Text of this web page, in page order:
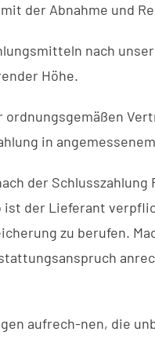
der Abnahme und
nach
Höhe.
ordnungsgemäßen
in
der
der Lieferant
zu berufen.
aufrech-nen, die